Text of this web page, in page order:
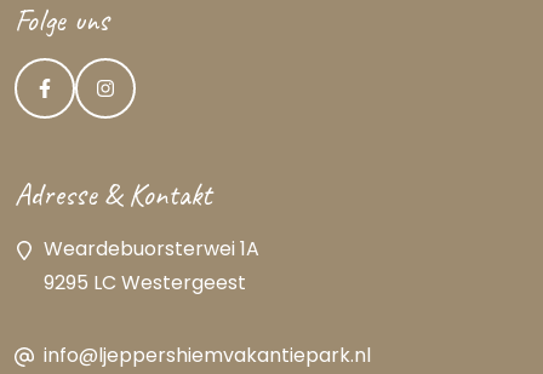
Folge uns
Adresse & Kontakt
Weardebuorsterwei 1A
9295 LC Westergeest
info@ljeppershiemvakantiepark.nl